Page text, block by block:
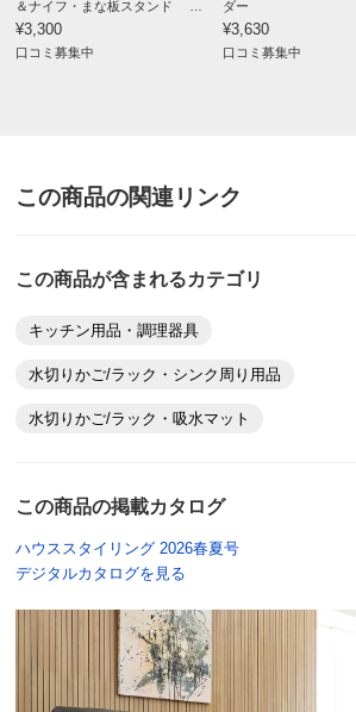
＆ナイフ・まな板スタンド 包
丁・まな板収納
¥3,300
口コミ募集中
ダー
¥3,630
口コミ募集中
この商品の関連リンク
この商品が含まれるカテゴリ
キッチン用品・調理器具
水切りかご/ラック・シンク周り用品
水切りかご/ラック・吸水マット
この商品の掲載カタログ
ハウススタイリング 2026春夏号
デジタルカタログを見る